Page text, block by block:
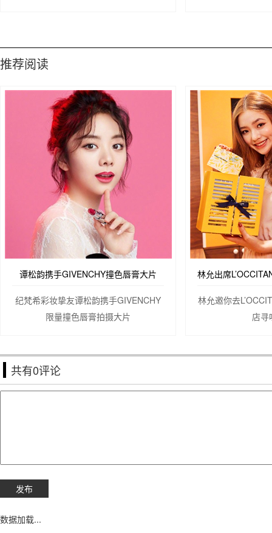
推荐阅读
谭松韵携手GIVENCHY撞色唇膏大片
纪梵希彩妆挚友谭松韵携手GIVENCHY
限量撞色唇膏拍摄大片
林允邀你去
店寻
共有0评论
数据加载...